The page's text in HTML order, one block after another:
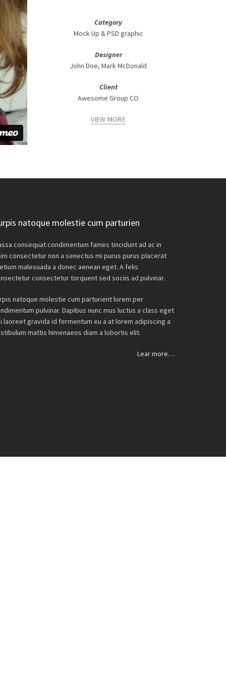
Category
Mock Up & PSD graphic
Designer
John Doe, Mark McDonald
Client
Awesome Group CO
VIEW MORE
natoque molestie cum parturien
consequat condimentum fames tincidunt ad ac in
consectetur non a senectus mi purus purus placerat
malesuada a donec aenean eget. A felis
consectetur torquent sed sociis ad pulvinar.
natoque molestie cum parturient lorem per
pulvinar. Dapibus nunc mus luctus a class eget
laoreet gravida id fermentum eu a at lorem adipiscing a
mattis himenaeos diam a lobortis elit.
Lear more…